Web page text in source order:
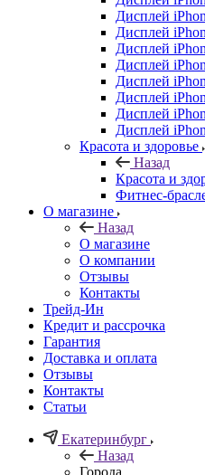
Дисплей
Дисплей
Дисплей
Дисплей
Дисплей
Дисплей
Дисплей
Дисплей
Красота и здоровье
Назад
Красота и
Фитнес-
О магазине
Назад
О магазине
О компании
Отзывы
Контакты
Трейд-Ин
Кредит и рассрочка
Гарантия
Доставка и оплата
Отзывы
Контакты
Статьи
Екатеринбург
Назад
Города